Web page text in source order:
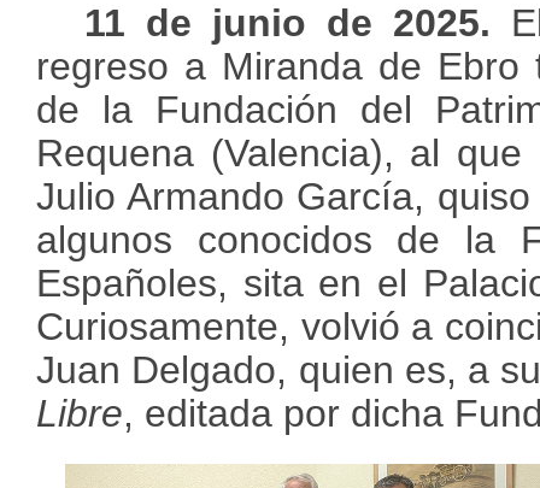
11 de junio de 2025.
regreso a Miranda de
de la Fundación del
Requena (Valencia), al
Julio Armando García,
algunos conocidos de la
Españoles, sita en el
Curiosamente, volvió a
Juan Delgado, quien es, a
Libre, editada por dicha